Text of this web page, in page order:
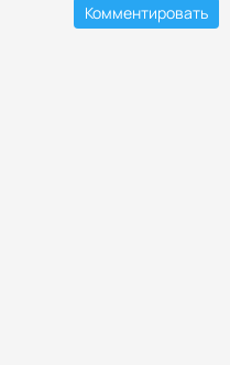
Комментировать